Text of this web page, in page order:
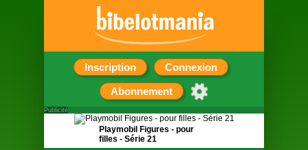
Inscription Connexion
Abonnement
Publicité
Playmobil Figures - pour
filles - Série 21